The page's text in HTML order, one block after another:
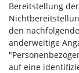
Bereitstellung
den
anderweitige
auf eine